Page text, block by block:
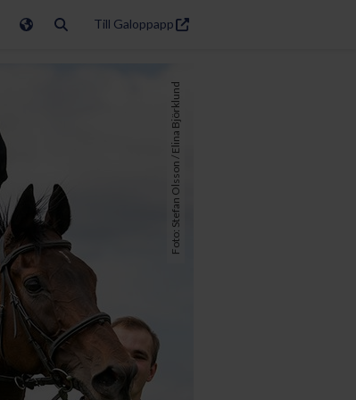
Till Galoppapp
Foto: Stefan Olsson / Elina Björklund